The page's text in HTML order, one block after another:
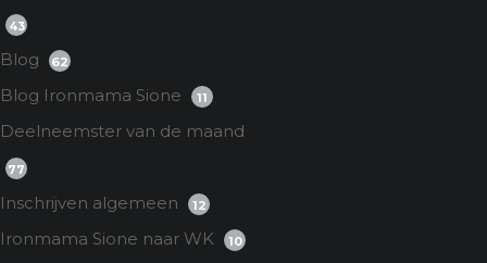
43
Blog 62
Blog Ironmama Sione 11
Deelneemster van de maand
77
Inschrijven algemeen 12
Ironmama Sione naar WK 10